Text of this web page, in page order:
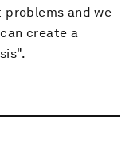
problems and we
create a